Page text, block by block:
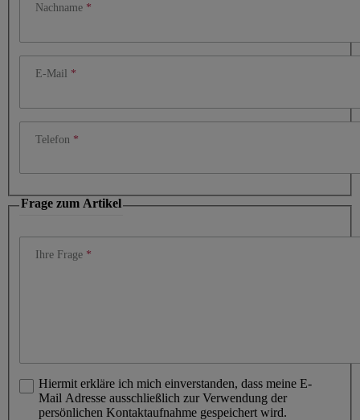
Nachname
E-Mail
Telefon
Frage zum Artikel
Ihre Frage
Hiermit erkläre ich mich einverstanden, dass meine E-
Mail Adresse ausschließlich zur Verwendung der
persönlichen Kontaktaufnahme gespeichert wird.